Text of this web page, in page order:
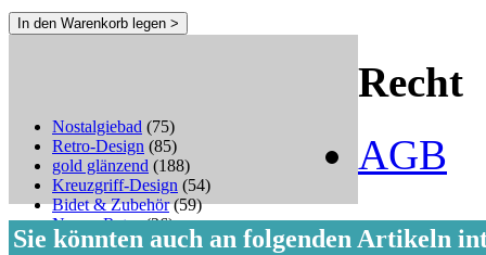
In den Warenkorb legen >
Nostalgiebad (75)
Retro-Design (85)
gold glänzend (188)
Kreuzgriff-Design (54)
Bidet & Zubehör(59)
Nuova Retro(26)
treemme(546)
Sie könnten auch an folgenden Artikeln
Recht
AGB